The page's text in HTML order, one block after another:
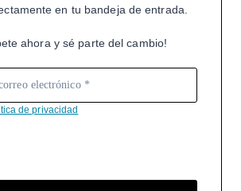
en tu bandeja de entrada.
ahora y sé parte del cambio!
de privacidad